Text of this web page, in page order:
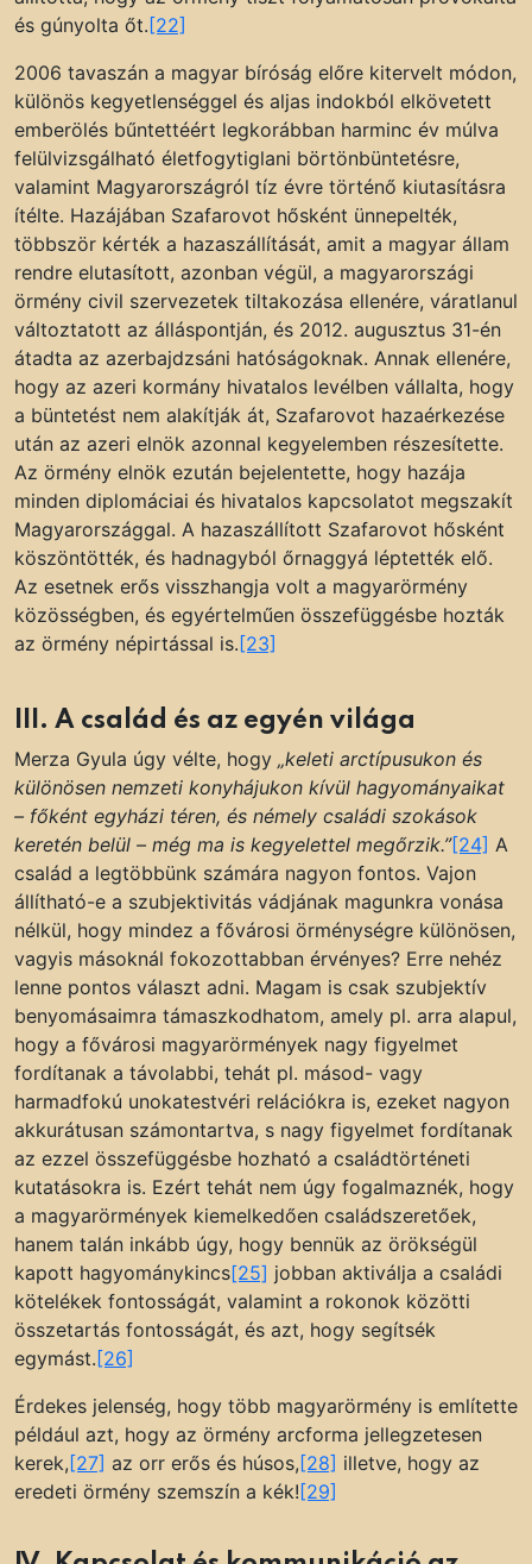
és gúnyolta őt.[22]
2006 tavaszán a magyar bíróság előre kitervelt módon,
különös kegyetlenséggel és aljas indokból elkövetett
emberölés bűntettéért legkorábban harminc év múlva
felülvizsgálható életfogytiglani börtönbüntetésre,
valamint Magyarországról tíz évre történő kiutasításra
ítélte. Hazájában Szafarovot hősként ünnepelték,
többször kérték a hazaszállítását, amit a magyar állam
rendre elutasított, azonban végül, a magyarországi
örmény civil szervezetek tiltakozása ellenére, váratlanul
változtatott az álláspontján, és 2012. augusztus 31-én
átadta az azerbajdzsáni hatóságoknak. Annak ellenére,
hogy az azeri kormány hivatalos levélben vállalta, hogy
a büntetést nem alakítják át, Szafarovot hazaérkezése
után az azeri elnök azonnal kegyelemben részesítette.
Az örmény elnök ezután bejelentette, hogy hazája
minden diplomáciai és hivatalos kapcsolatot megszakít
Magyarországgal. A hazaszállított Szafarovot hősként
köszöntötték, és hadnagyból őrnaggyá léptették elő.
Az esetnek erős visszhangja volt a magyarörmény
közösségben, és egyértelműen összefüggésbe hozták
az örmény népirtással is.[23]
III. A család és az egyén világa
Merza Gyula úgy vélte, hogy „keleti arctípusukon és
különösen nemzeti konyhájukon kívül hagyományaikat
– főként egyházi téren, és némely családi szokások
keretén belül – még ma is kegyelettel megőrzik.”[24] A
család a legtöbbünk számára nagyon fontos. Vajon
állítható-e a szubjektivitás vádjának magunkra vonása
nélkül, hogy mindez a fővárosi örménységre különösen,
vagyis másoknál fokozottabban érvényes? Erre nehéz
lenne pontos választ adni. Magam is csak szubjektív
benyomásaimra támaszkodhatom, amely pl. arra alapul,
hogy a fővárosi magyarörmények nagy figyelmet
fordítanak a távolabbi, tehát pl. másod- vagy
harmadfokú unokatestvéri relációkra is, ezeket nagyon
akkurátusan számontartva, s nagy figyelmet fordítanak
az ezzel összefüggésbe hozható a családtörténeti
kutatásokra is. Ezért tehát nem úgy fogalmaznék, hogy
a magyarörmények kiemelkedően családszeretőek,
hanem talán inkább úgy, hogy bennük az örökségül
kapott hagyománykincs[25] jobban aktiválja a családi
kötelékek fontosságát, valamint a rokonok közötti
összetartás fontosságát, és azt, hogy segítsék
egymást.[26]
Érdekes jelenség, hogy több magyarörmény is említette
például azt, hogy az örmény arcforma jellegzetesen
kerek,[27] az orr erős és húsos,[28] illetve, hogy az
eredeti örmény szemszín a kék![29]